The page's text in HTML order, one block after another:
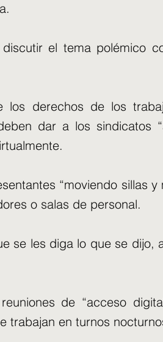
el tema polémico
derechos de los
dar a los sindicatos
“moviendo sillas y
o salas de personal.
se les diga lo que se dijo,
de “acceso
trabajan en turnos